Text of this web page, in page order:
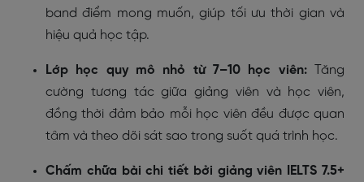
band điểm mong muốn, giúp tối ưu thời gian và
hiệu quả học tập.
Lớp học quy mô nhỏ từ 7–10 học viên:Tăng
cường tương tác giữa giảng viên và học viên,
đồng thời đảm bảo mỗi học viên đều được quan
tâm và theo dõi sát sao trong suốt quá trình học.
Chấm chữa bài chi tiết bởi giảng viên IELTS 7.5+